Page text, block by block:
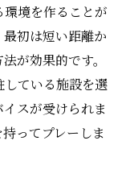
境を作ることが
初は短い距離か
が効果的です。
ている施設を選
スが受けられま
ってプレーしま